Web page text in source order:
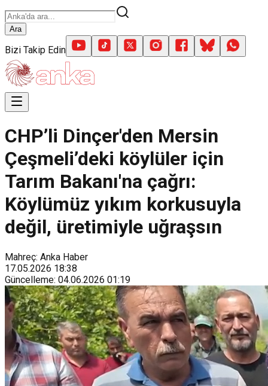
Ara
Bizi Takip Edin
CHP’li Dinçer'den Mersin
Çeşmeli’deki köylüler için
Tarım Bakanı'na çağrı:
Köylümüz yıkım korkusuyla
değil, üretimiyle uğraşsın
Mahreç: Anka Haber
17.05.2026 18:38
Güncelleme: 04.06.2026 01:19